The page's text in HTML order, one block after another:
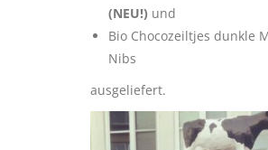
(NEU!) und
Bio Chocozeiltjes dunkle
Nibs
ausgeliefert.